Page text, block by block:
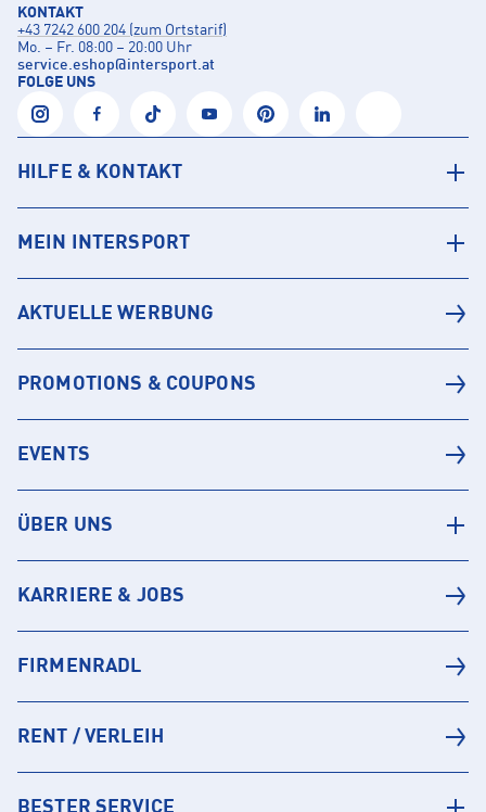
KONTAKT
+43 7242 600 204 (zum Ortstarif)
Mo. – Fr. 08:00 – 20:00 Uhr
service.eshop@intersport.at
FOLGE UNS
HILFE & KONTAKT
MEIN INTERSPORT
AKTUELLE WERBUNG
PROMOTIONS & COUPONS
EVENTS
ÜBER UNS
KARRIERE & JOBS
FIRMENRADL
RENT / VERLEIH